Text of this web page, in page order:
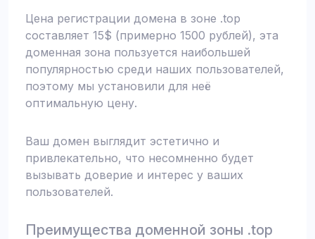
Цена регистрации домена в зоне .top
составляет 15$ (примерно 1500 рублей), эта
доменная зона пользуется наибольшей
популярностью среди наших пользователей,
поэтому мы установили для неё
оптимальную цену.
Ваш домен выглядит эстетично и
привлекательно, что несомненно будет
вызывать доверие и интерес у ваших
пользователей.
Преимущества доменной зоны .top